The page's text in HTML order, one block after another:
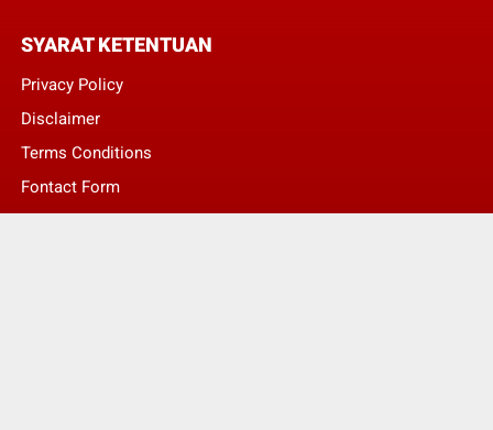
SYARAT KETENTUAN
Privacy Policy
Disclaimer
Terms Conditions
Fontact Form